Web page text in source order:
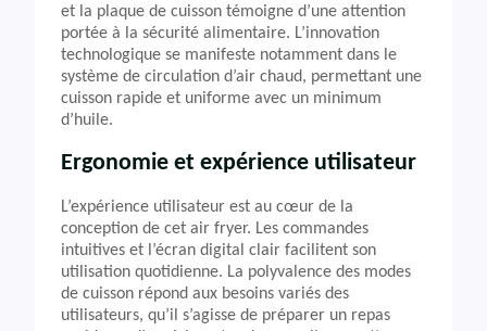
et la plaque de cuisson témoigne d’une attention
portée à la sécurité alimentaire. L’innovation
technologique se manifeste notamment dans le
système de circulation d’air chaud, permettant une
cuisson rapide et uniforme avec un minimum
d’huile.
Ergonomie et expérience utilisateur
L’expérience utilisateur est au cœur de la
conception de cet air fryer. Les commandes
intuitives et l’écran digital clair facilitent son
utilisation quotidienne. La polyvalence des modes
de cuisson répond aux besoins variés des
utilisateurs, qu’il s’agisse de préparer un repas